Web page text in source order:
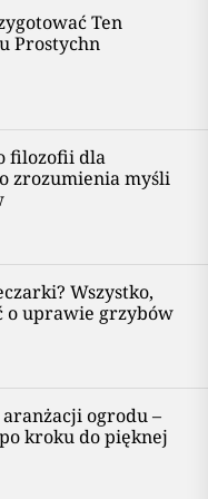
Ten
Prostychn
filozofii dla
zrozumienia myśli
Wszystko,
o uprawie grzybów
ogrodu –
kroku do pięknej